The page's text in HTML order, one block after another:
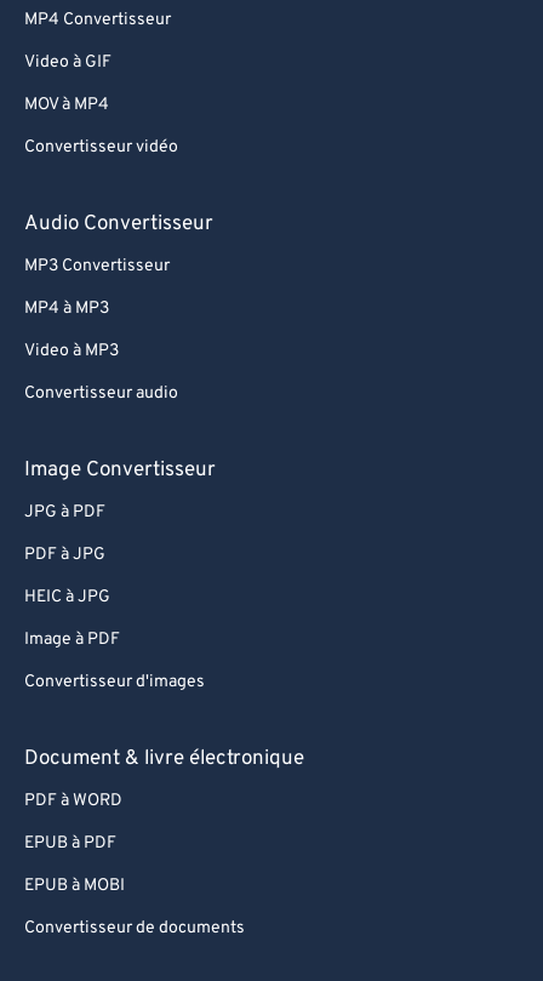
MP4 Convertisseur
Video à GIF
MOV à MP4
Convertisseur vidéo
Audio Convertisseur
MP3 Convertisseur
MP4 à MP3
Video à MP3
Convertisseur audio
Image Convertisseur
JPG à PDF
PDF à JPG
HEIC à JPG
Image à PDF
Convertisseur d'images
Document & livre électronique
PDF à WORD
EPUB à PDF
EPUB à MOBI
Convertisseur de documents